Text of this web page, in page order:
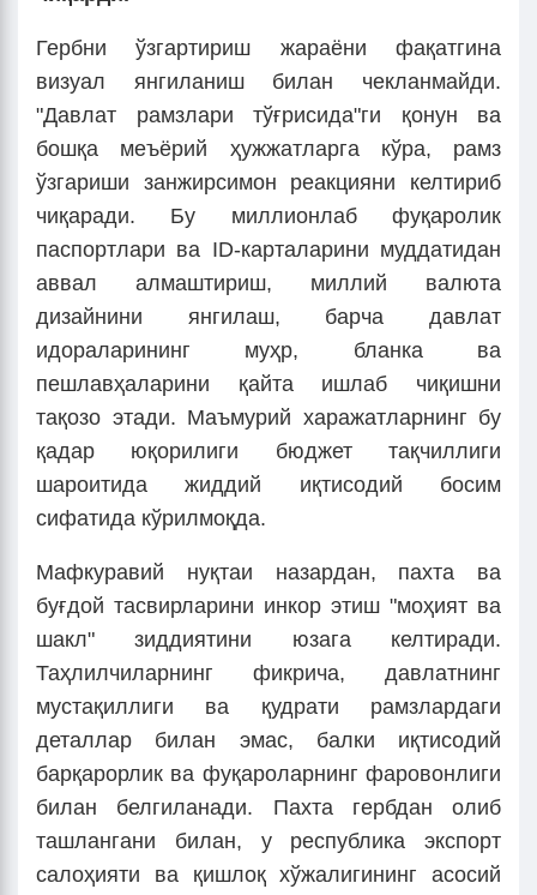
Гербни ўзгартириш жараёни фақатгина
визуал янгиланиш билан чекланмайди.
"Давлат рамзлари тўғрисида"ги қонун ва
бошқа меъёрий ҳужжатларга кўра, рамз
ўзгариши занжирсимон реакцияни келтириб
чиқаради. Бу миллионлаб фуқаролик
паспортлари ва ID-карталарини муддатидан
аввал алмаштириш, миллий валюта
дизайнини янгилаш, барча давлат
идораларининг муҳр, бланка ва
пешлавҳаларини қайта ишлаб чиқишни
тақозо этади. Маъмурий харажатларнинг бу
қадар юқорилиги бюджет тақчиллиги
шароитида жиддий иқтисодий босим
сифатида кўрилмоқда.
Мафкуравий нуқтаи назардан, пахта ва
буғдой тасвирларини инкор этиш "моҳият ва
шакл" зиддиятини юзага келтиради.
Таҳлилчиларнинг фикрича, давлатнинг
мустақиллиги ва қудрати рамзлардаги
деталлар билан эмас, балки иқтисодий
барқарорлик ва фуқароларнинг фаровонлиги
билан белгиланади. Пахта гербдан олиб
ташлангани билан, у республика экспорт
салоҳияти ва қишлоқ хўжалигининг асосий